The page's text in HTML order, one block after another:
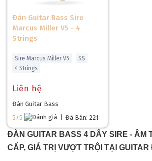
Đàn Guitar Bass Sire
Marcus Miller V5 - 4
Strings
Sire Marcus Miller V5
SS
4 Strings
Liên hệ
Đàn Guitar Bass
5/5
Đã Bán: 221
ĐÀN GUITAR BASS 4 DÂY SIRE - ÂM
CẤP, GIÁ TRỊ VƯỢT TRỘI TẠI GUITAR